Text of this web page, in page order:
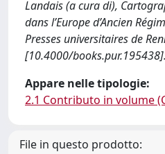
Landais (a cura di),
dans l’Europe d’Ancien
Presses universitaires de
[10.4000/books.pur.195438].
Appare nelle tipologie:
2.1 Contributo in volume
File in questo prodotto: